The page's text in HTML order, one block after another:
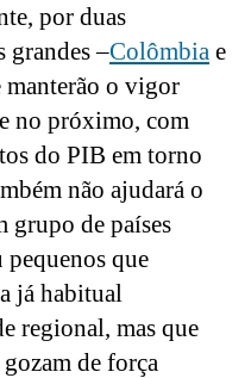
por duas
grandes –Colômbia
manterão o vigor
no próximo, com
do PIB em torno
não ajudará o
grupo de países
pequenos que
já habitual
regional, mas que
de força